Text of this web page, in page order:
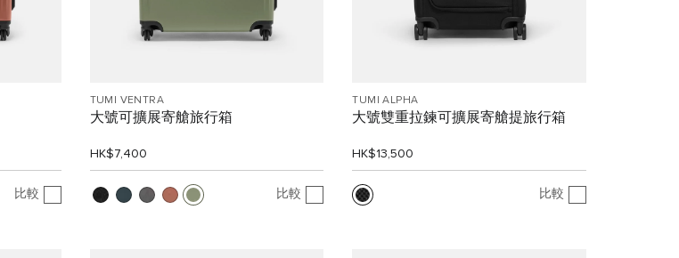
比較
TUMI VENTRA
大號可擴展寄艙旅行箱
HK$7,400
比較
TUMI ALPHA
大號雙重拉鍊可擴展寄艙提旅行箱
HK$13,500
比較